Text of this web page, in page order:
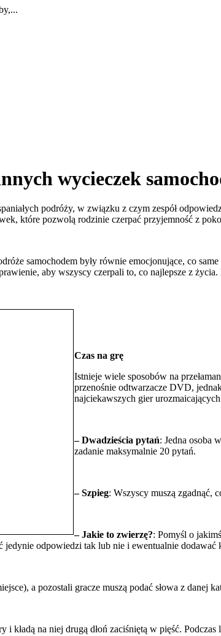
wycieczek
podróży, w związku z czym zespół
które pozwolą rodzinie czerpać przyjemność z
samochodem były równie emocjonujące, co
aby wszyscy czerpali to, co najlepsze z
Czas na grę
Istnieje wiele sposobów na
przenośnie odtwarzacze DVD,
najciekawszych gier
– Dwadzieścia pytań: Jedna osoba
zadanie maksymalnie 20 pytań.
– Szpieg: Wszyscy muszą zgadnąć,
– Jakie to zwierzę?: Pomyśl o
odpowiedzi tak lub nie i ewentualnie dodawać
a pozostali gracze muszą podać słowa z danej
i kładą na niej drugą dłoń zaciśniętą w pięść.